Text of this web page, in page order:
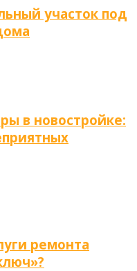
участок под
в новостройке:
ремонта